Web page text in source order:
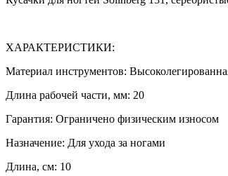
ХАРАКТЕРИСТИКИ:
Материал инструментов:
Длина рабочей части, мм: 20
Гарантия: Ограничено физическим износом
Назначение: Для ухода за ногами
Длина, см: 10